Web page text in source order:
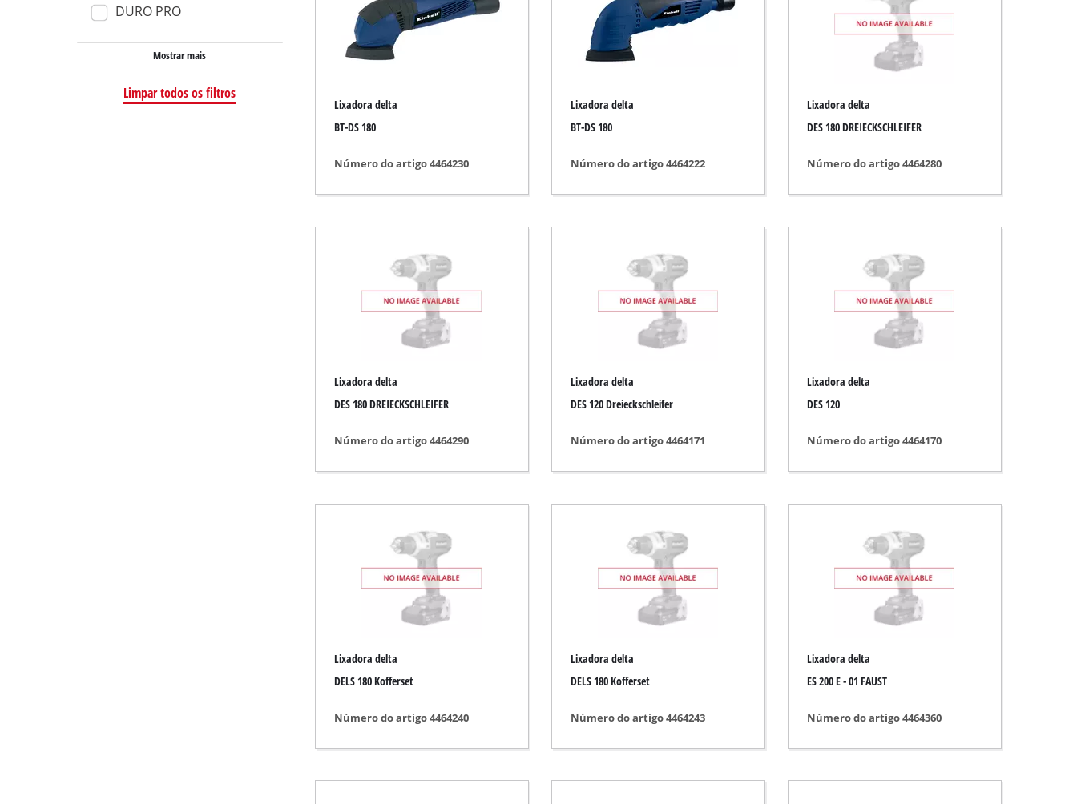
Aspiradores de cinzas
Lixadora excêntrica
Lixadeira de parede / chão
Ferramenta para gravar / lixar
Compressor elétrica
Dispositivos de ar comprimido
Compressor para automóvel
Serras de esquadria telescópicas
Tecnologia para automóvel
Bomba para furo
Sistema de bomba de água para uso doméstico
Escarificador a gasolina
Serrote
Lavadoras de alta pressão
Limpador de fendas
Aspiradores de jardim
DURO PRO
Mostrar mais
Limpar todos os filtros
Lixadora delta
BT-DS 180
Número do artigo 4464230
Lixadora delta
BT-DS 180
Número do artigo 4464222
Lixadora delta
DES 180 DREIECKSCHLEIFER
Número do artigo 4464280
Lixadora delta
DES 180 DREIECKSCHLEIFER
Número do artigo 4464290
Lixadora delta
DES 120 Dreieckschleifer
Número do artigo 4464171
Lixadora delta
DES 120
Número do artigo 4464170
Lixadora delta
DELS 180 Kofferset
Número do artigo 4464240
Lixadora delta
DELS 180 Kofferset
Número do artigo 4464243
Lixadora delta
ES 200 E - 01 FAUST
Número do artigo 4464360